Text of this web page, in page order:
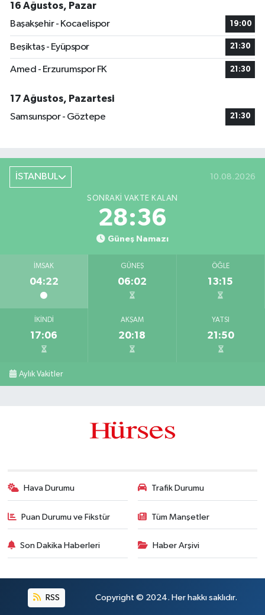
16 Ağustos, Pazar
Başakşehir - Kocaelispor
19:00
Beşiktaş - Eyüpspor 21:30
Amed - Erzurumspor FK 21:30
17 Ağustos, Pazartesi
Samsunspor - Göztepe
21:30
İSTANBUL 10.08.2026
SONRAKI VAKTE KALAN
28:35
Güneş Namazı
İMSAK
04:22
GÜNEŞ
06:02
ÖĞLE
13:15
İKINDI
17:06
AKŞAM
20:18
YATSI
21:50
Aylık Vakitler
Hava Durumu Trafik Durumu
Puan Durumu ve Fikstür Tüm Manşetler
Son Dakika Haberleri Haber Arşivi
RSS Copyright © 2024. Her hakkı saklıdır.